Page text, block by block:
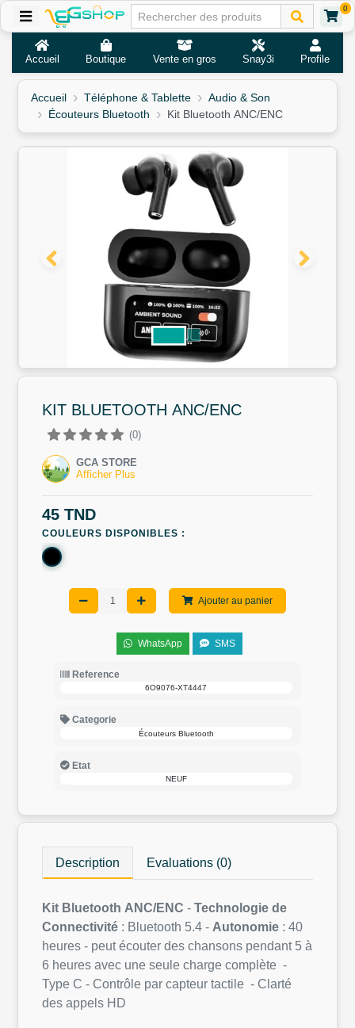
0
Accueil Boutique Vente en gros Snay3i Profile
Accueil Téléphone & Tablette
Audio & Son
Écouteurs Bluetooth
Kit Bluetooth ANC/ENC
KIT BLUETOOTH ANC/ENC
(0)
GCA STORE
Afficher Plus
45 TND
COULEURS DISPONIBLES :
Ajouter au panier
WhatsApp SMS
Reference
6O9076-XT4447
Categorie
Écouteurs Bluetooth
Etat
NEUF
Description Evaluations (0)
Kit Bluetooth ANC/ENC - Technologie de
Connectivité : Bluetooth 5.4 - Autonomie : 40
heures - peut écouter des chansons pendant 5 à
6 heures avec une seule charge complète -
Type C - Contrôle par capteur tactile - Clarté
des appels HD